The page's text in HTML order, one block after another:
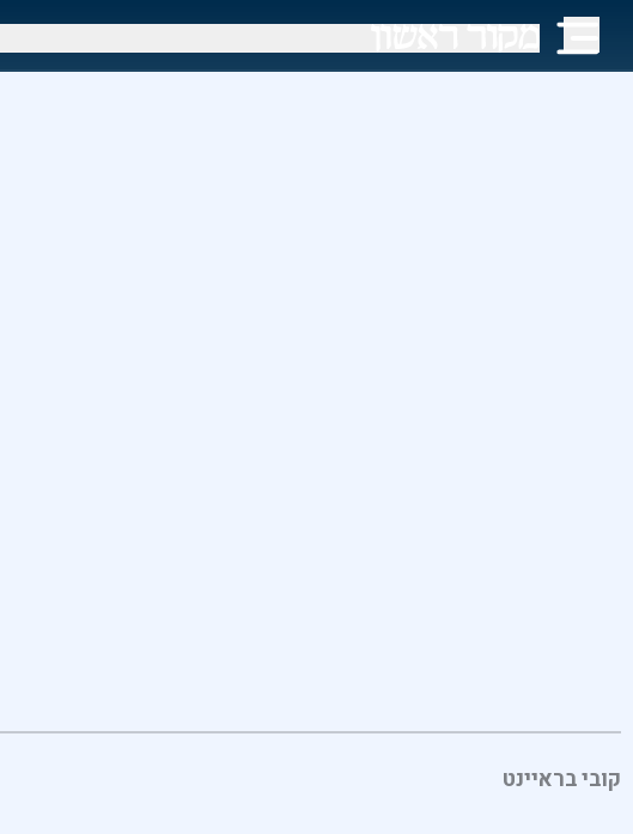
קובי בראיינט